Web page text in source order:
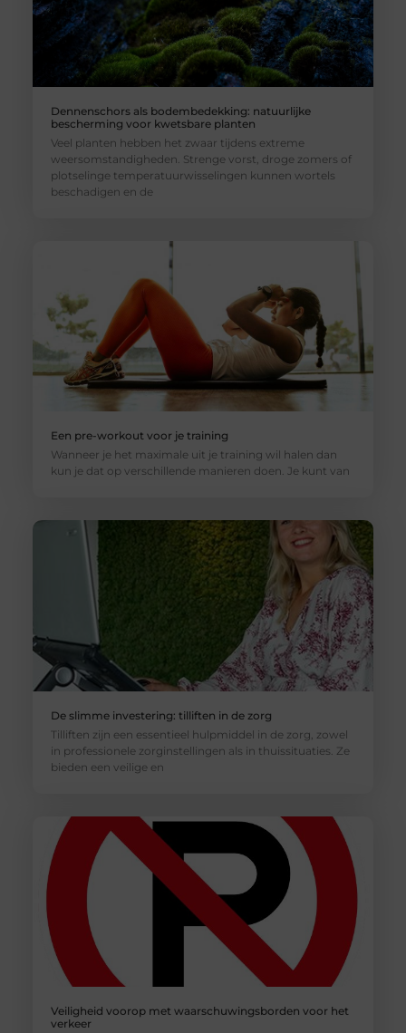
Dennenschors als bodembedekking: natuurlijke
bescherming voor kwetsbare planten
Veel planten hebben het zwaar tijdens extreme
weersomstandigheden. Strenge vorst, droge zomers of
plotselinge temperatuurwisselingen kunnen wortels
beschadigen en de
Een pre-workout voor je training
Wanneer je het maximale uit je training wil halen dan
kun je dat op verschillende manieren doen. Je kunt van
De slimme investering: tilliften in de zorg
Tilliften zijn een essentieel hulpmiddel in de zorg, zowel
in professionele zorginstellingen als in thuissituaties. Ze
bieden een veilige en
Veiligheid voorop met waarschuwingsborden voor het
verkeer